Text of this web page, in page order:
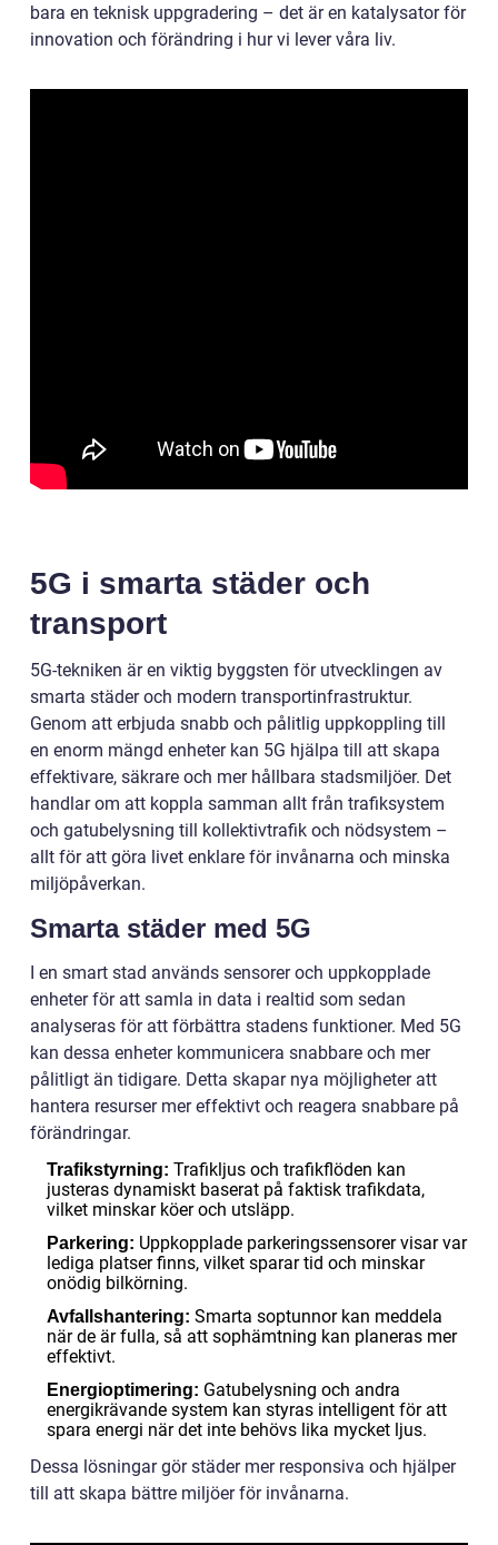
bara en teknisk uppgradering – det är en katalysator för
innovation och förändring i hur vi lever våra liv.
5G i smarta städer och
transport
5G-tekniken är en viktig byggsten för utvecklingen av
smarta städer och modern transportinfrastruktur.
Genom att erbjuda snabb och pålitlig uppkoppling till
en enorm mängd enheter kan 5G hjälpa till att skapa
effektivare, säkrare och mer hållbara stadsmiljöer. Det
handlar om att koppla samman allt från trafiksystem
och gatubelysning till kollektivtrafik och nödsystem –
allt för att göra livet enklare för invånarna och minska
miljöpåverkan.
Smarta städer med 5G
I en smart stad används sensorer och uppkopplade
enheter för att samla in data i realtid som sedan
analyseras för att förbättra stadens funktioner. Med 5G
kan dessa enheter kommunicera snabbare och mer
pålitligt än tidigare. Detta skapar nya möjligheter att
hantera resurser mer effektivt och reagera snabbare på
förändringar.
Trafikstyrning: Trafikljus och trafikflöden kan
justeras dynamiskt baserat på faktisk trafikdata,
vilket minskar köer och utsläpp.
Parkering: Uppkopplade parkeringssensorer visar var
lediga platser finns, vilket sparar tid och minskar
onödig bilkörning.
Avfallshantering: Smarta soptunnor kan meddela
när de är fulla, så att sophämtning kan planeras mer
effektivt.
Energioptimering: Gatubelysning och andra
energikrävande system kan styras intelligent för att
spara energi när det inte behövs lika mycket ljus.
Dessa lösningar gör städer mer responsiva och hjälper
till att skapa bättre miljöer för invånarna.